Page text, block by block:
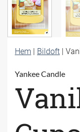
Hem | Bildoft |
Yankee Candle